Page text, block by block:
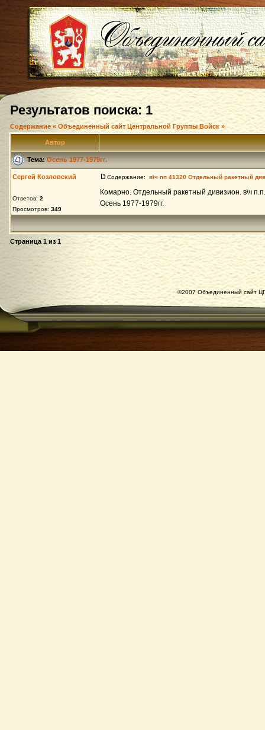
Результатов поиска: 1
Содержание « Объединенный сайт Центральной Группы Войск »
Автор
Тема:Осень 1977-1979гг.
Сергей Козловский
Ответов: 2
Просмотров: 349
Содержание: в\ч пп 41320 Отдельный ракетный
Комарно. Отдельный ракетный дивизион. в\ч
Осень 1977-1979гг.
Страница 1 из 1
©2007 Объединенный сайт